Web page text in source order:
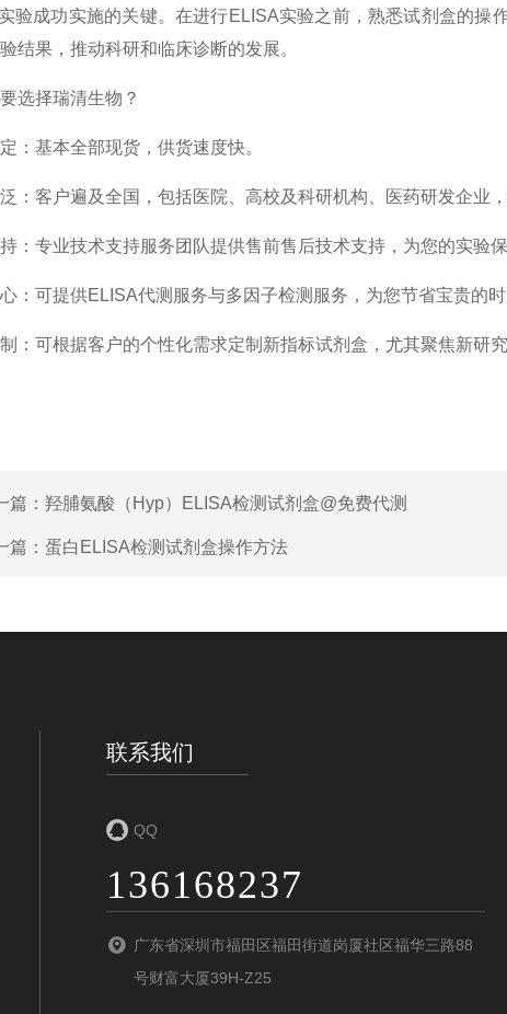
验成功实施的关键。在进行ELISA实验之前，熟悉试剂盒的
结果，推动科研和临床诊断的发展。
选择瑞清生物？
：基本全部现货，供货速度快。
：客户遍及全国，包括医院、高校及科研机构、医药研发企业
：专业技术支持服务团队提供售前售后技术支持，为您的实验保
：可提供ELISA代测服务与多因子检测服务，为您节省宝贵的时
：可根据客户的个性化需求定制新指标试剂盒，尤其聚焦新研
篇： 羟脯氨酸（Hyp）ELISA检测试剂盒@免费代测
篇： 蛋白ELISA检测试剂盒操作方法
联系我们
QQ
136168237
广东省深圳市福田区福田街道岗厦社区福华三路88
号财富大厦39H-Z25